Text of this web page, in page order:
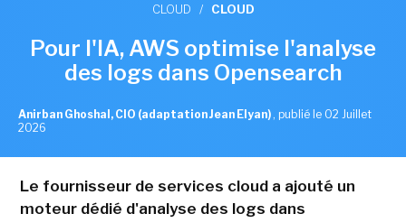
CLOUD / CLOUD
Pour l'IA, AWS optimise l'analyse
des logs dans Opensearch
Anirban Ghoshal, CIO (adaptation Jean Elyan) , publié le 02 Juillet
2026
Le fournisseur de services cloud a ajouté un
moteur dédié d'analyse des logs dans